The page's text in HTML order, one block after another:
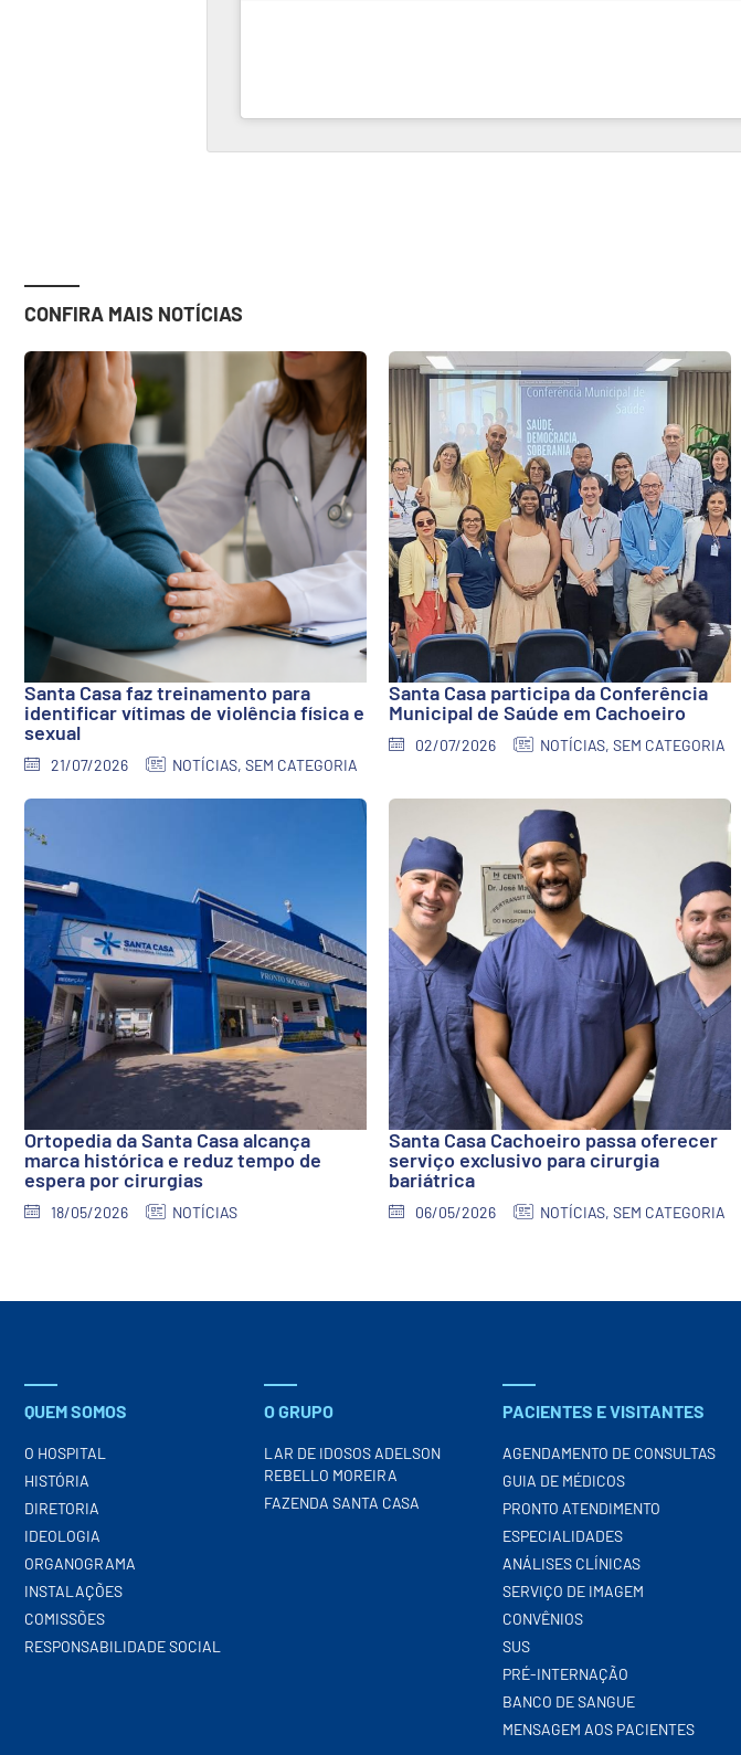
CONFIRA MAIS NOTÍCIAS
Santa Casa faz treinamento para
identificar vítimas de violência física e
sexual
21/07/2026 NOTÍCIAS, SEM CATEGORIA
Santa Casa participa da Conferência
Municipal de Saúde em Cachoeiro
02/07/2026 NOTÍCIAS, SEM CATEGORIA
Ortopedia da Santa Casa alcança
marca histórica e reduz tempo de
espera por cirurgias
18/05/2026 NOTÍCIAS
Santa Casa Cachoeiro passa oferecer
serviço exclusivo para cirurgia
bariátrica
06/05/2026 NOTÍCIAS, SEM CATEGORIA
QUEM SOMOS
O HOSPITAL
HISTÓRIA
DIRETORIA
IDEOLOGIA
ORGANOGRAMA
INSTALAÇÕES
COMISSÕES
RESPONSABILIDADE SOCIAL
O GRUPO
LAR DE IDOSOS ADELSON
REBELLO MOREIRA
FAZENDA SANTA CASA
PACIENTES E VISITANTES
AGENDAMENTO DE CONSULTAS
GUIA DE MÉDICOS
PRONTO ATENDIMENTO
ESPECIALIDADES
ANÁLISES CLÍNICAS
SERVIÇO DE IMAGEM
CONVÊNIOS
SUS
PRÉ-INTERNAÇÃO
BANCO DE SANGUE
MENSAGEM AOS PACIENTES